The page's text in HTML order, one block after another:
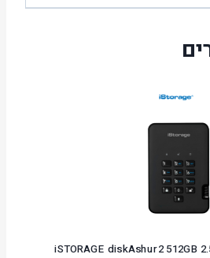
דיסק חיצוני מוצפן "2.5 iSTORAGE diskAshur2 512GB